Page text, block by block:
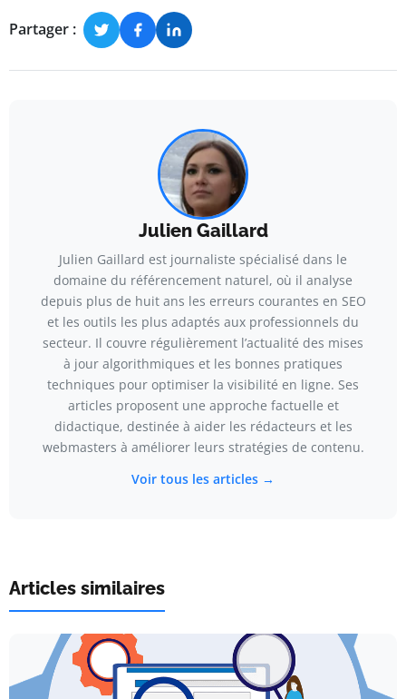
Partager :
Julien Gaillard
Julien Gaillard est journaliste spécialisé dans le
domaine du référencement naturel, où il analyse
depuis plus de huit ans les erreurs courantes en SEO
et les outils les plus adaptés aux professionnels du
secteur. Il couvre régulièrement l’actualité des mises
à jour algorithmiques et les bonnes pratiques
techniques pour optimiser la visibilité en ligne. Ses
articles proposent une approche factuelle et
didactique, destinée à aider les rédacteurs et les
webmasters à améliorer leurs stratégies de contenu.
Voir tous les articles →
Articles similaires